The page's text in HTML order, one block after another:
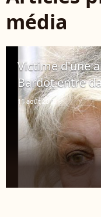
média
Victime d'une
Bardot entre
11 août 2010